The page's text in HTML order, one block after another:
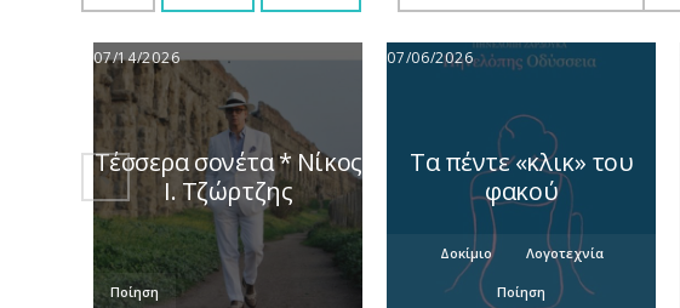
07/14/2026
Τέσσερα σονέτα * Νίκος
Ι. Τζώρτζης
Ποίηση
07/06/2026
Τα πέντε «κλικ» του
φακού
Δοκίμιο Λογοτεχνία
Ποίηση